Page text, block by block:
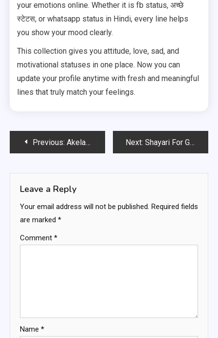
your emotions online. Whether it is fb status, अच्छे
स्टेटस, or whatsapp status in Hindi, every line helps
you show your mood clearly.
This collection gives you attitude, love, sad, and
motivational statuses in one place. Now you can
update your profile anytime with fresh and meaningful
lines that truly match your feelings.
PostPrevious: Akelapan Shayari in Hindi 2026 Next: Shayari For Girls Collection 2026
Leave a Reply
Your email address will not be published. Required fields
are marked *
Comment *
Name *